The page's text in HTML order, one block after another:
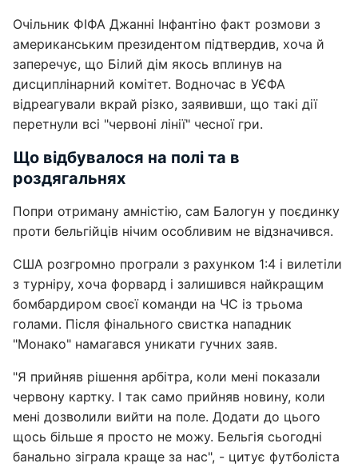
Очільник ФІФА Джанні Інфантіно факт розмови з
американським президентом підтвердив, хоча й
заперечує, що Білий дім якось вплинув на
дисциплінарний комітет. Водночас в УЄФА
відреагували вкрай різко, заявивши, що такі дії
перетнули всі "червоні лінії" чесної гри.
Що відбувалося на полі та в
роздягальнях
Попри отриману амністію, сам Балогун у поєдинку
проти бельгійців нічим особливим не відзначився.
США розгромно програли з рахунком 1:4 і вилетіли
з турніру, хоча форвард і залишився найкращим
бомбардиром своєї команди на ЧС із трьома
голами. Після фінального свистка нападник
"Монако" намагався уникати гучних заяв.
"Я прийняв рішення арбітра, коли мені показали
червону картку. І так само прийняв новину, коли
мені дозволили вийти на поле. Додати до цього
щось більше я просто не можу. Бельгія сьогодні
банально зіграла краще за нас", - цитує футболіста